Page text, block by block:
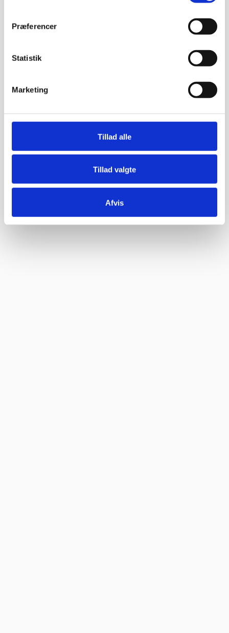
Præferencer
Statistik
Marketing
Tillad alle
Tillad valgte
Afvis